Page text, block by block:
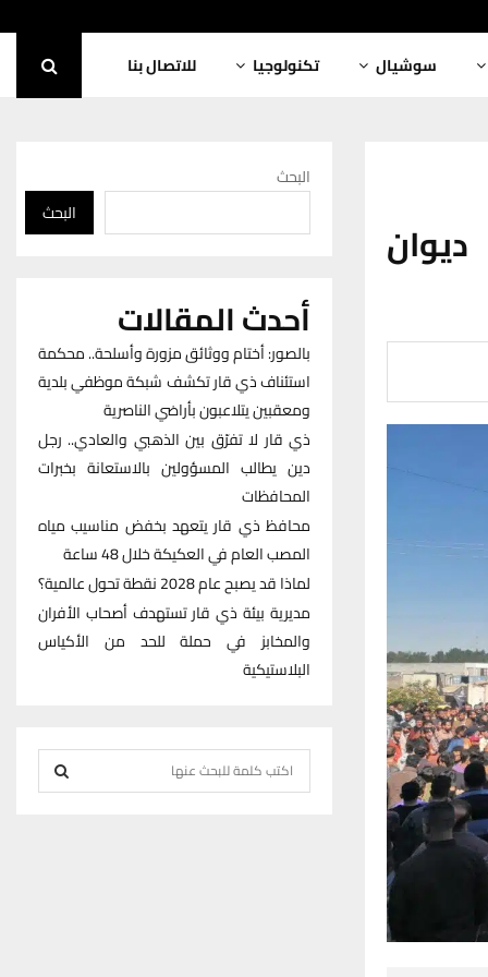
سوشيال تكنولوجيا للاتصال بنا
البحث
البحث
أحدث المقالات
بالصور: أختام ووثائق مزورة وأسلحة.. محكمة
استئناف ذي قار تكشف شبكة موظفي بلدية
ومعقبين يتلاعبون بأراضي الناصرية
ذي قار لا تفرّق بين الذهبي والعادي.. رجل
دين يطالب المسؤولين بالاستعانة بخبرات
المحافظات
محافظ ذي قار يتعهد بخفض مناسيب مياه
المصب العام في العكيكة خلال 48 ساعة
لماذا قد يصبح عام 2028 نقطة تحول عالمية؟
مديرية بيئة ذي قار تستهدف أصحاب الأفران
والمخابز في حملة للحد من الأكياس
البلاستيكية
e